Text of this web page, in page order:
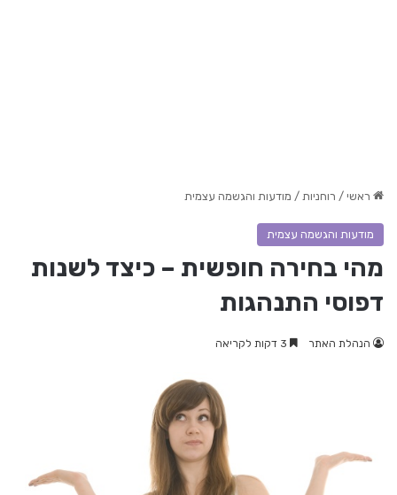
ראשי / רוחניות / מודעות והגשמה עצמית
מודעות והגשמה עצמית
מהי בחירה חופשית – כיצד לשנות
דפוסי התנהגות
הנהלת האתר